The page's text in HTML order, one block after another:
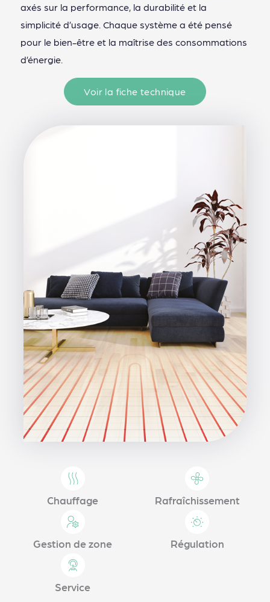
axés sur la performance, la durabilité et la
simplicité d’usage. Chaque système a été pensé
pour le bien-être et la maîtrise des consommations
d’énergie.
Voir la fiche technique
Chauffage Rafraîchissement
Gestion de zone Régulation
Service